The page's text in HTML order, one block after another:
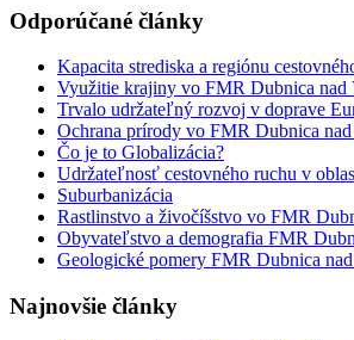
Odporúčané články
Kapacita strediska a regiónu
Využitie krajiny vo FMR Dubnica nad
Trvalo udržateľný rozvoj v doprave
Ochrana prírody vo FMR Dubnica
Čo je to Globalizácia?
Udržateľnosť cestovného ruchu v
Suburbanizácia
Rastlinstvo a živočíšstvo vo FMR
Obyvateľstvo a demografia FMR
Geologické pomery FMR Dubnica
Najnovšie články